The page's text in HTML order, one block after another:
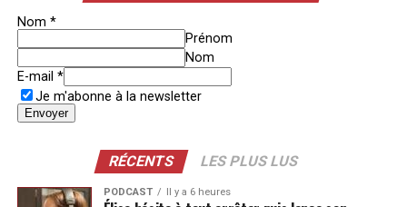
Nom *
Prénom
Nom
E-mail *
Je m'abonne à la newsletter
Envoyer
RÉCENTS LES PLUS LUS
PODCAST Il y a 6 heures